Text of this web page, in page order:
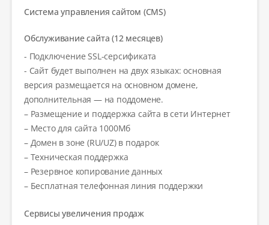
Система управления сайтом (CMS)
Обслуживание сайта (12 месяцев)
- Подключение SSL-серсификата
- Сайт будет выполнен на двух языках: основная
версия размещается на основном домене,
дополнительная — на поддомене.
– Размещение и поддержка сайта в сети Интернет
– Место для сайта 1000Мб
– Домен в зоне (RU/UZ) в подарок
– Техническая поддержка
– Резервное копирование данных
– Бесплатная телефонная линия поддержки
Сервисы увеличения продаж